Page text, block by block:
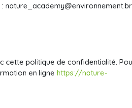
cette politique de confidentialité.
en ligne https://nature-